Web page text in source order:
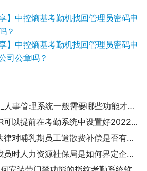
】中控熵基考勤机找回管理员密码申
？
】中控熵基考勤机找回管理员密码申
司公章吗？
诚展人事系统选型_人事管理系统一般需要哪些功能才能更好的应用在企业HR管理中了？
【考勤易分享】HR可以提前在考勤系统中设置好2022年的法定节假日了
【诚展HR管理】法律对哺乳期员工遣散费补偿是否有特别的规定？
【诚展HR干货】裁员时人力资源社保局是如何界定企业生产经营发生严重困难？